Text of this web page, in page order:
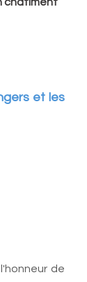
châtiment
et les
de